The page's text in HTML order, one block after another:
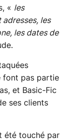
« les
les
les dates de
font pas partie
et Basic-Fic
ses clients
été touché par